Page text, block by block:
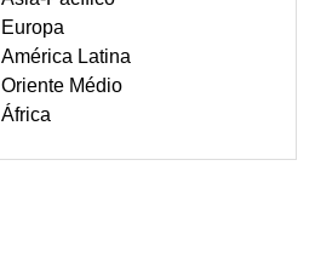
Europa
América Latina
Oriente Médio
África